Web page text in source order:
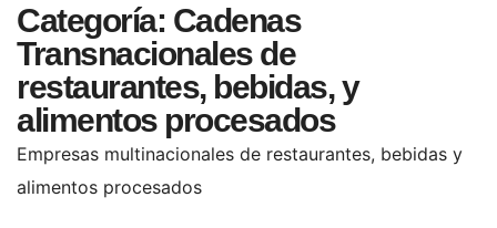
Categoría: Cadenas
Transnacionales de
restaurantes, bebidas, y
alimentos procesados
Empresas multinacionales de restaurantes, bebidas y
alimentos procesados